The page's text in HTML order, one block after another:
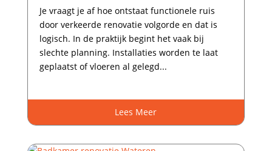
Je vraagt je af hoe ontstaat functionele ruis
door verkeerde renovatie volgorde en dat is
logisch.​ In de praktijk begint het vaak bij
slechte planning.​ Installaties worden te laat
geplaatst of vloeren al gelegd...
Lees Meer